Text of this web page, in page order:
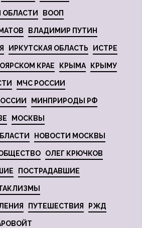
ОБЛАСТИ ВООП
ВЛАДИМИР ПУТИН
ИРКУТСКАЯ ОБЛАСТЬ ИСТРЕ
КРАЕ КРЫМА КРЫМУ
МЧС РОССИИ
МИНПРИРОДЫ РФ
МОСКВЫ
НОВОСТИ МОСКВЫ
ОЛЕГ КРЮЧКОВ
ПОСТРАДАВШИЕ
ПУТЕШЕСТВИЯ РЖД